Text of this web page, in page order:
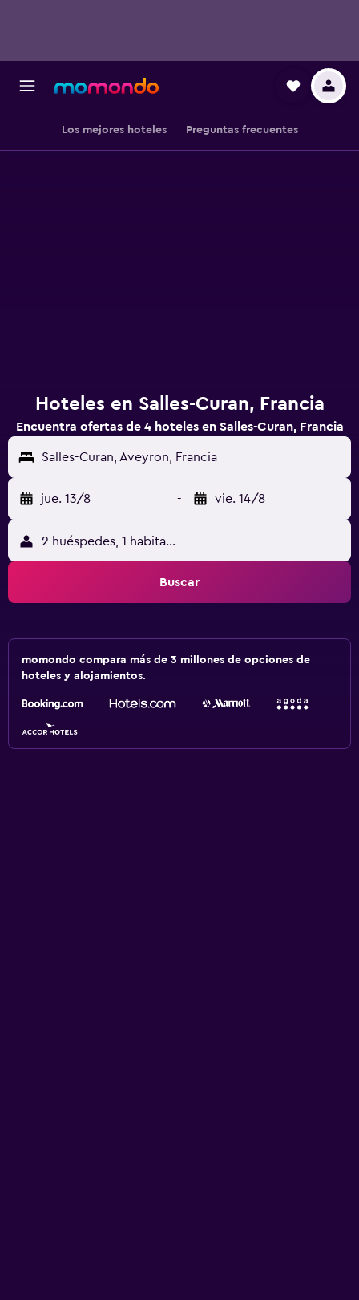
Los mejores hoteles Preguntas frecuentes
Hoteles en Salles-Curan, Francia
Encuentra ofertas de 4 hoteles en Salles-Curan, Francia
Salles-Curan, Aveyron, Francia
jue. 13/8 - vie. 14/8
2 huéspedes, 1 habitación
Buscar
momondo compara más de 3 millones de opciones de
hoteles y alojamientos.